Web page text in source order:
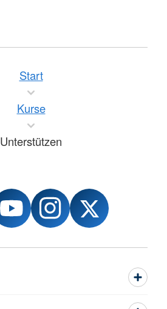
Start
Kurse
Unterstützen